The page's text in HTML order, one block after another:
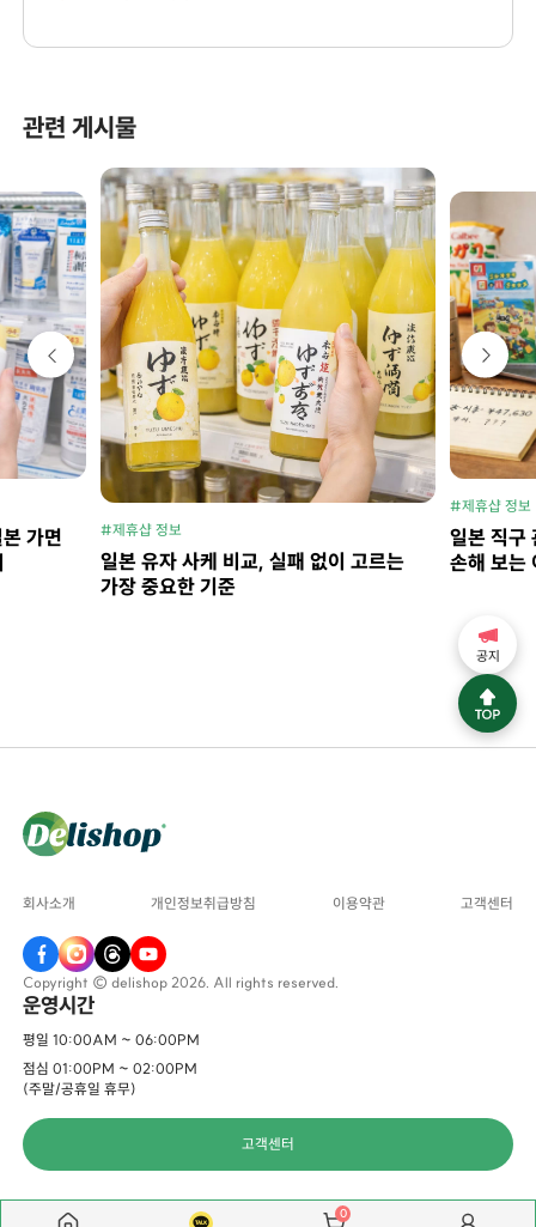
관련 게시물
가면
#제휴샵 정보
일본 유자 사케 비교, 실패 없이 고르는
가장 중요한 기준
#제휴샵 정보
일본 직구
손해 보는
회사소개 개인정보취급방침 이용약관 고객센터
Copyright © delishop 2026. All rights reserved.
운영시간
평일 10:00AM ~ 06:00PM
점심 01:00PM ~ 02:00PM
(주말/공휴일 휴무)
고객센터
공지
0